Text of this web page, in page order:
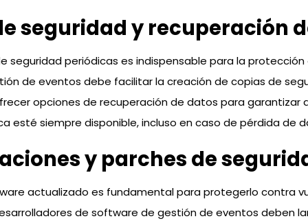
seguridad y recuperación
seguridad periódicas es indispensable para la protección
de eventos debe facilitar la creación de copias de
opciones de recuperación de datos para garantizar
esté siempre disponible, incluso en caso de pérdida de
y parches de
actualizado es fundamental para protegerlo contra
de software de gestión de eventos deben